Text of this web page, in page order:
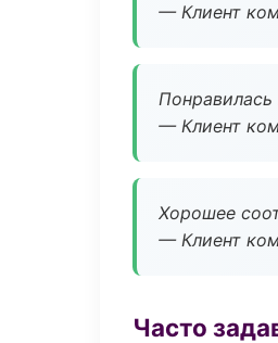
— Клиент
Понравилась
— Клиент
Хорошее
— Клиент
Часто